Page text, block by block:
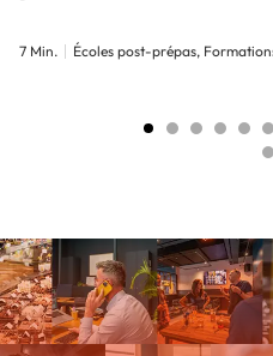
7 Min. Écoles post-prépas,